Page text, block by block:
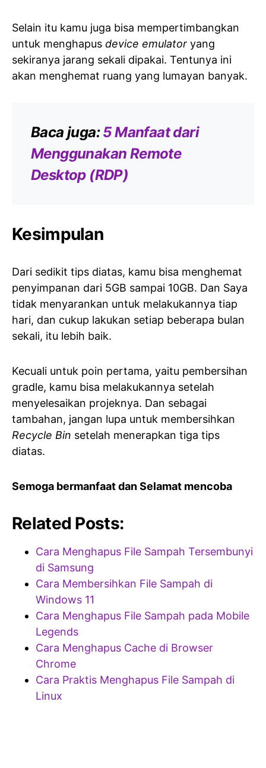
Selain itu kamu juga bisa mempertimbangkan
untuk menghapus device emulator yang
sekiranya jarang sekali dipakai. Tentunya ini
akan menghemat ruang yang lumayan banyak.
Baca juga:5 Manfaat dari
Menggunakan Remote
Desktop (RDP)
Kesimpulan
Dari sedikit tips diatas, kamu bisa menghemat
penyimpanan dari 5GB sampai 10GB. Dan Saya
tidak menyarankan untuk melakukannya tiap
hari, dan cukup lakukan setiap beberapa bulan
sekali, itu lebih baik.
Kecuali untuk poin pertama, yaitu pembersihan
gradle, kamu bisa melakukannya setelah
menyelesaikan projeknya. Dan sebagai
tambahan, jangan lupa untuk membersihkan
Recycle Bin setelah menerapkan tiga tips
diatas.
Semoga bermanfaat dan Selamat mencoba
Related Posts:
Cara Menghapus File Sampah Tersembunyi
di Samsung
Cara Membersihkan File Sampah di
Windows 11
Cara Menghapus File Sampah pada Mobile
Legends
Cara Menghapus Cache di Browser
Chrome
Cara Praktis Menghapus File Sampah di
Linux